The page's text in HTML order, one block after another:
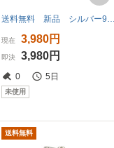
現在 3,980円
即決 3,980円
0 5日
未使用
送料無料